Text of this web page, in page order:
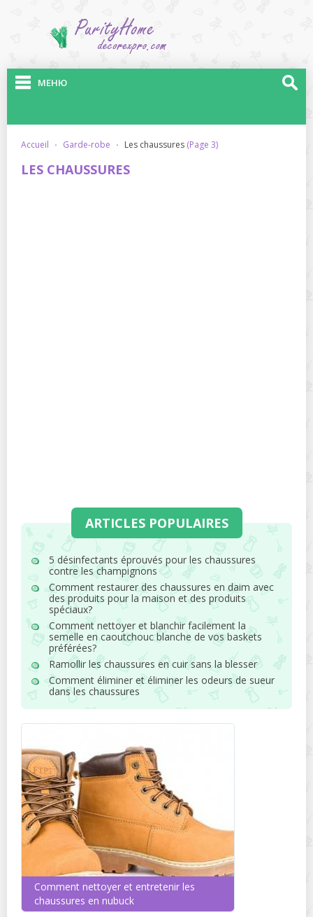
МЕНЮ
accueil · garde-robe · les chaussures (Page 3)
LES CHAUSSURES
ARTICLES POPULAIRES
5 désinfectants éprouvés pour les chaussures
contre les champignons
Comment restaurer des chaussures en daim avec
des produits pour la maison et des produits
spéciaux?
Comment nettoyer et blanchir facilement la
semelle en caoutchouc blanche de vos baskets
préférées?
Ramollir les chaussures en cuir sans la blesser
Comment éliminer et éliminer les odeurs de sueur
dans les chaussures
Comment nettoyer et entretenir les
chaussures en nubuck